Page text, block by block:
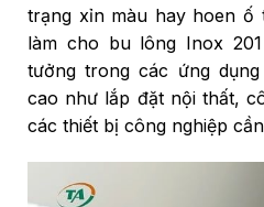
trạng xỉn màu hay hoen ố
làm cho bu lông Inox
tưởng trong các ứng
cao như lắp đặt nội thất,
các thiết bị công nghiệp